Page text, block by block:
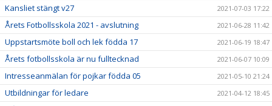
Kansliet stängt v27 2021-07-03 17:22
Årets Fotbollsskola 2021 - avslutning 2021-06-28 11:42
Uppstartsmöte boll och lek födda 17 2021-06-19 18:47
Årets fotbollsskola är nu fulltecknad 2021-06-07 10:09
Intresseanmälan för pojkar födda 05 2021-05-10 21:24
Utbildningar för ledare 2021-04-12 18:45